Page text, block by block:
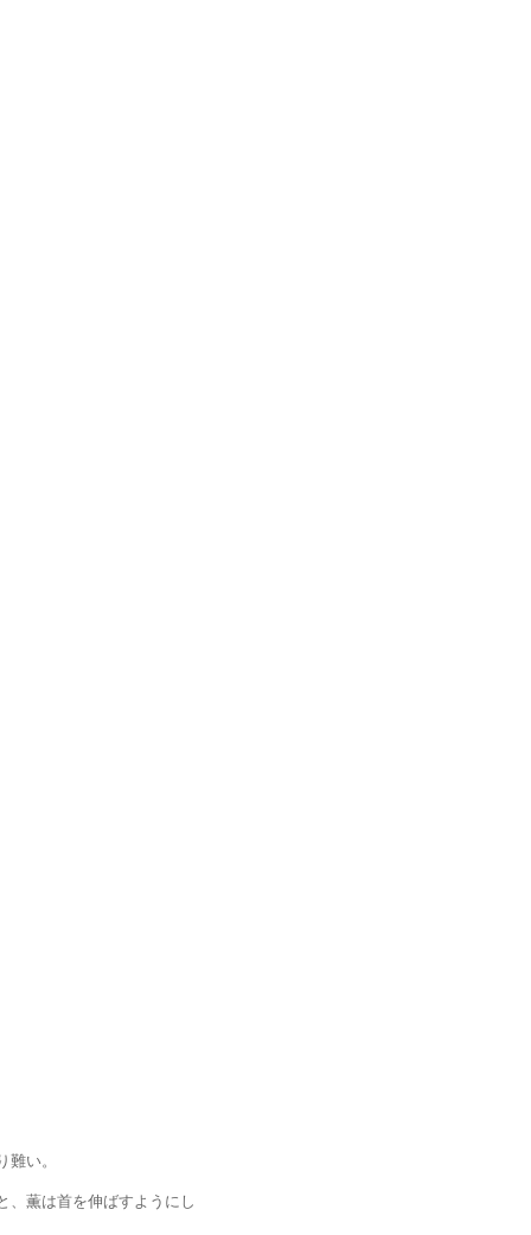
い。
は首を伸ばすようにし